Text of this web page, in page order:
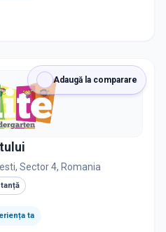
Adaugă la comparare
Sector 4, Romania
ta